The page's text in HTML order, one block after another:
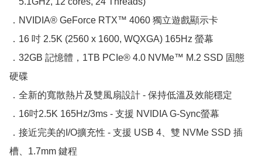
．NVIDIA® GeForce RTX™ 4060 獨立遊戲顯示卡
．16 吋 2.5K (2560 x 1600, WQXGA) 165Hz 螢幕
．32GB 記憶體，1TB PCIe® 4.0 NVMe™ M.2 SSD 固態
硬碟
．全新的寬散熱片及雙風扇設計 - 保持低溫及效能穩定
．16吋2.5K 165Hz/3ms - 支援 NVIDIA G-Sync螢幕
．接近完美的I/O擴充性 - 支援 USB 4、雙 NVMe SSD 插
槽、1.7mm 鍵程